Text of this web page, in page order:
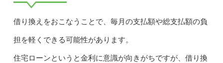
借り換えをおこなうことで、毎月の支払額や総支払額の負
担を軽くできる可能性があります。
住宅ローンというと金利に意識が向きがちですが、借り換